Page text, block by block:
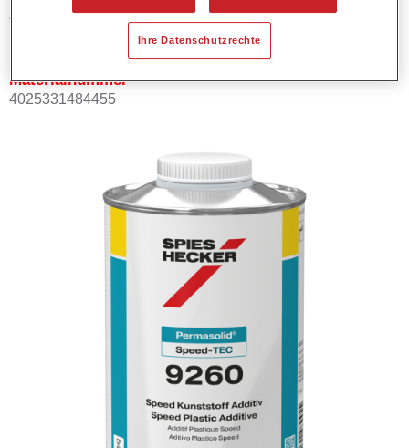
Artikelnummer
37192600
Materialnummer
4025331484455
Ihre Datenschutzrechte